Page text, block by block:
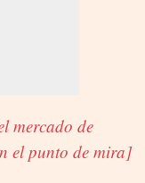
mercado de
el punto de mira]